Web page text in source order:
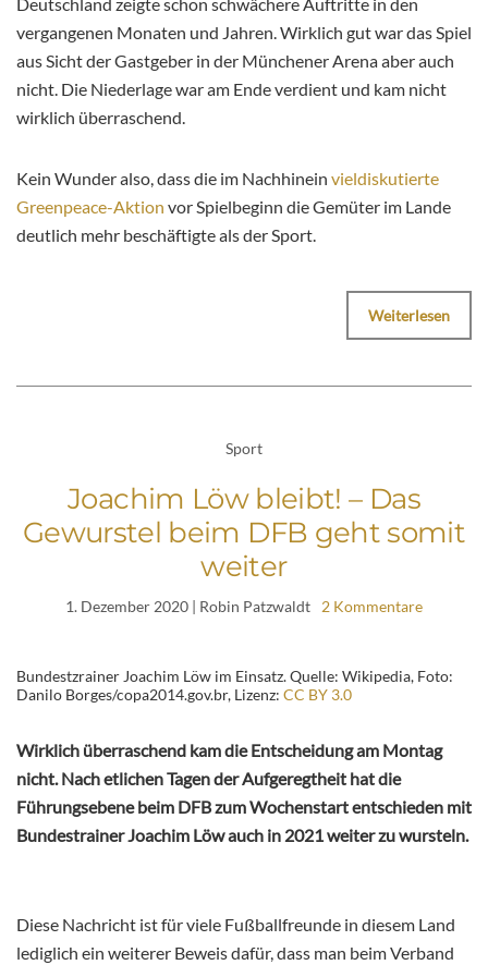
vergangenen Monaten und Jahren. Wirklich gut war das Spiel
aus Sicht der Gastgeber in der Münchener Arena aber auch
nicht. Die Niederlage war am Ende verdient und kam nicht
wirklich überraschend.
Kein Wunder also, dass die im Nachhinein vieldiskutierte
Greenpeace-Aktion vor Spielbeginn die Gemüter im Lande
deutlich mehr beschäftigte als der Sport.
Weiterlesen
Sport
Joachim Löw bleibt! – Das
Gewurstel beim DFB geht somit
weiter
1. Dezember 2020 | Robin Patzwaldt 2 Kommentare
Bundestzrainer Joachim Löw im Einsatz. Quelle: Wikipedia, Foto:
Danilo Borges/copa2014.gov.br, Lizenz: CC BY 3.0
Wirklich überraschend kam die Entscheidung am Montag
nicht. Nach etlichen Tagen der Aufgeregtheit hat die
Führungsebene beim DFB zum Wochenstart entschieden mit
Bundestrainer Joachim Löw auch in 2021 weiter zu wursteln.
Diese Nachricht ist für viele Fußballfreunde in diesem Land
lediglich ein weiterer Beweis dafür, dass man beim Verband